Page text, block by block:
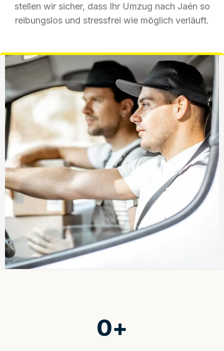
stellen wir sicher, dass Ihr Umzug nach Jaén so
reibungslos und stressfrei wie möglich verläuft.
0+